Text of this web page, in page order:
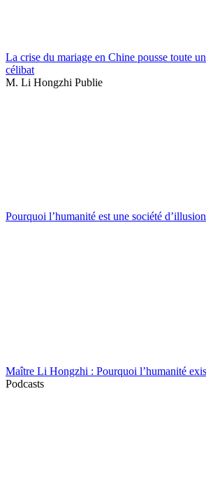
La crise du mariage en Chine pousse toute
célibat
M. Li Hongzhi Publie
Pourquoi l’humanité est une société d’illusion
Maître Li Hongzhi : Pourquoi l’humanité
Podcasts